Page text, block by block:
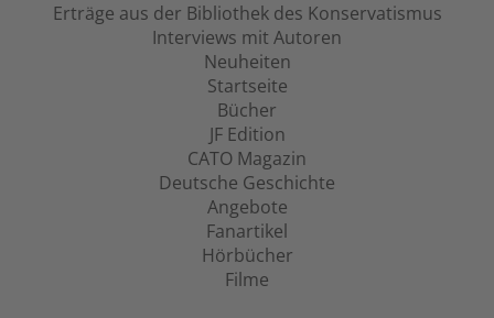
Erträge aus der Bibliothek des Konservatismus
Interviews mit Autoren
Neuheiten
Startseite
Bücher
JF Edition
CATO Magazin
Deutsche Geschichte
Angebote
Fanartikel
Hörbücher
Filme